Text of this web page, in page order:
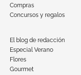
Compras
Concursos y regalos
El blog de redacción
Especial Verano
Flores
Gourmet